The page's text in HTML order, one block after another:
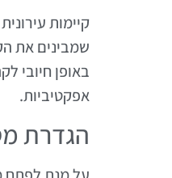
קיימות
שמבינים את
באופן חיובי
אפקטיביות.
הגדרת